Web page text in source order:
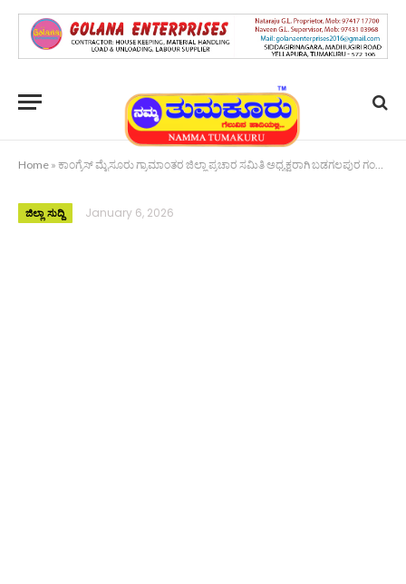
Home » ಕಾಂಗ್ರೆಸ್ ಮೈಸೂರು ಗ್ರಾಮಾಂತರ ಜಿಲ್ಲಾ ಪ್ರಚಾರ ಸಮಿತಿ ಅಧ್ಯಕ್ಷರಾಗಿ ಬಡಗಲಪುರ ಗಂಗಾಧರ್ ಆಯ್ಕೆ
ಜಿಲ್ಲಾ ಸುದ್ದಿ January 6, 2026